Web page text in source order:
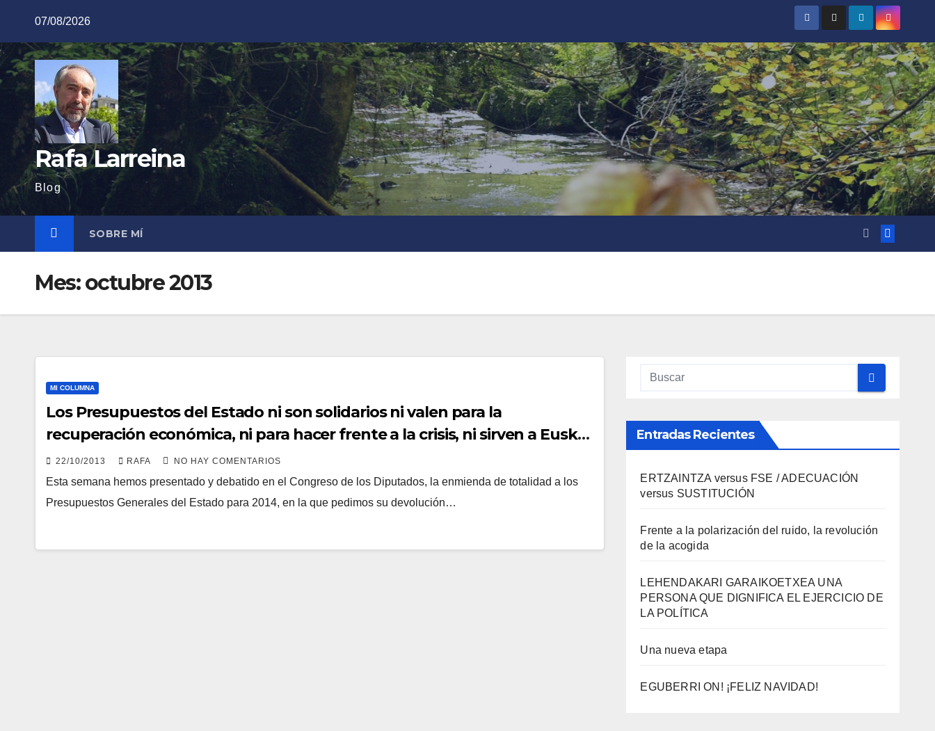
contenido
07/08/2026
Rafa Larreina
Blog
SOBRE MÍ
Mes:octubre 2013
MI COLUMNA
Los Presupuestos del Estado ni son solidarios ni valen para la
recuperación económica, ni para hacer frente a la crisis, ni sirven a Euskal
Herria
22/10/2013 RAFA NO HAY COMENTARIOS
Esta semana hemos presentado y debatido en el Congreso de los Diputados, la enmienda de totalidad a los
Presupuestos Generales del Estado para 2014, en la que pedimos su devolución…
Entradas Recientes
ERTZAINTZA versus FSE / ADECUACIÓN
versus SUSTITUCIÓN
Frente a la polarización del ruido, la revolución
de la acogida
LEHENDAKARI GARAIKOETXEA UNA
PERSONA QUE DIGNIFICA EL EJERCICIO DE
LA POLÍTICA
Una nueva etapa
EGUBERRI ON! ¡FELIZ NAVIDAD!